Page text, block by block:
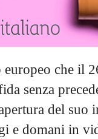
che il
senza
del suo
e domani in